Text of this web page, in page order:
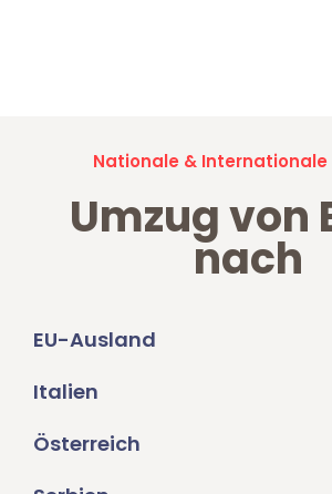
Nationale & Internationale
Umzug von
nach
EU-Ausland
Italien
Österreich